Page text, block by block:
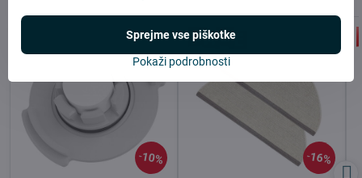
10% 16%
Pokaži podrobnosti
Sprejme vse piškotke